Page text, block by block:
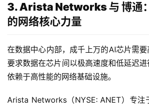
3. Arista Networks 与 博通
的网络核心力量
在数据中心内部，成千上万的AI芯片需
要求数据在芯片间以极高速度和低延迟
依赖于高性能的网络基础设施。
Arista Networks（NYSE: ANET）专注